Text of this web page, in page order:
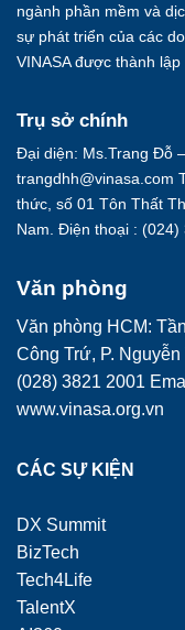
ngành phần mềm và
sự phát triển của các
VINASA được thành lập
Trụ sở chính
Đại diện: Ms.Trang Đỗ
trangdhh@vinasa.com
thức, số 01 Tôn Thất
Nam. Điện thoại : (024)
Văn phòng
Văn phòng HCM:
Công Trứ, P.
(028) 3821 2001
www.vinasa.org.vn
CÁC SỰ KIỆN
DX Summit
BizTech
Tech4Life
TalentX